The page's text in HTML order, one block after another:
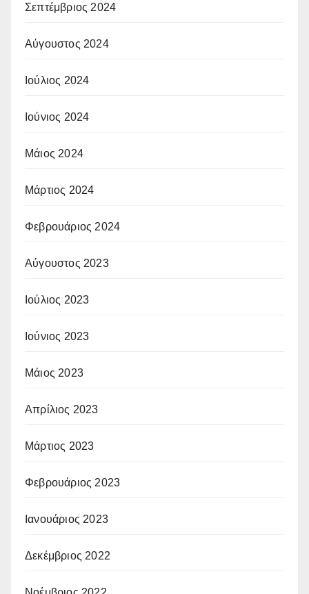
Σεπτέμβριος 2024
Αύγουστος 2024
Ιούλιος 2024
Ιούνιος 2024
Μάιος 2024
Μάρτιος 2024
Φεβρουάριος 2024
Αύγουστος 2023
Ιούλιος 2023
Ιούνιος 2023
Μάιος 2023
Απρίλιος 2023
Μάρτιος 2023
Φεβρουάριος 2023
Ιανουάριος 2023
Δεκέμβριος 2022